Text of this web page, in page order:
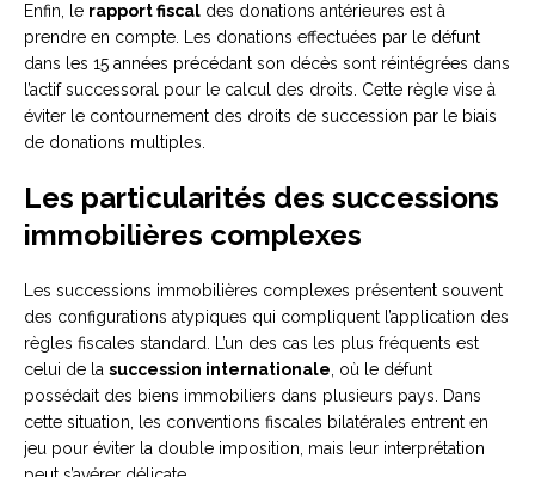
Enfin, le rapport fiscal des donations antérieures est à
prendre en compte. Les donations effectuées par le défunt
dans les 15 années précédant son décès sont réintégrées dans
l’actif successoral pour le calcul des droits. Cette règle vise à
éviter le contournement des droits de succession par le biais
de donations multiples.
Les particularités des successions
immobilières complexes
Les successions immobilières complexes présentent souvent
des configurations atypiques qui compliquent l’application des
règles fiscales standard. L’un des cas les plus fréquents est
celui de la succession internationale, où le défunt
possédait des biens immobiliers dans plusieurs pays. Dans
cette situation, les conventions fiscales bilatérales entrent en
jeu pour éviter la double imposition, mais leur interprétation